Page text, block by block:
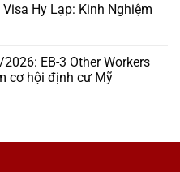
Hy Lạp: Kinh Nghiệm
EB-3 Other Workers
cơ hội định cư Mỹ